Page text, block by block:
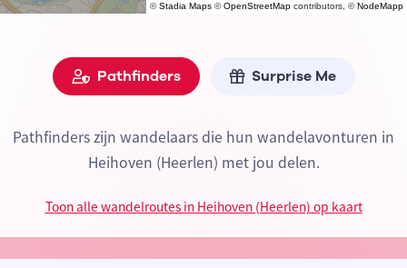
©Stadia Maps ©OpenStreetMap contributors, ©NodeMapp
Pathfinders Surprise Me
Pathfinders zijn wandelaars die hun wandelavonturen in
Heihoven (Heerlen) met jou delen.
Toon alle wandelroutes in Heihoven (Heerlen) op kaart